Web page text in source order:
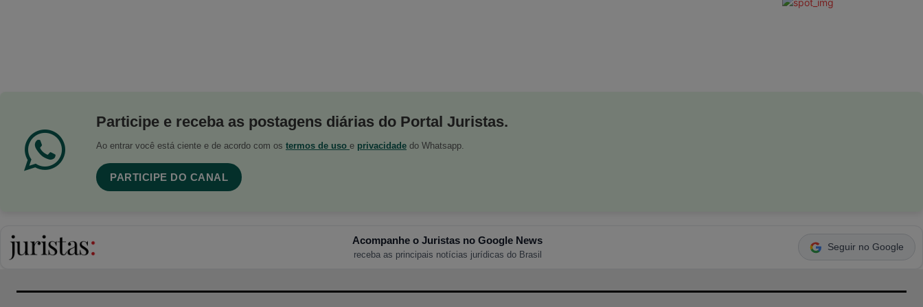
Participe e receba as postagens diárias do Portal Juristas.
Ao entrar você está ciente e de acordo com os termos de uso e privacidade do Whatsapp.
PARTICIPE DO CANAL
Acompanhe o Juristas no Google News
receba as principais notícias jurídicas do Brasil
Seguir no Google